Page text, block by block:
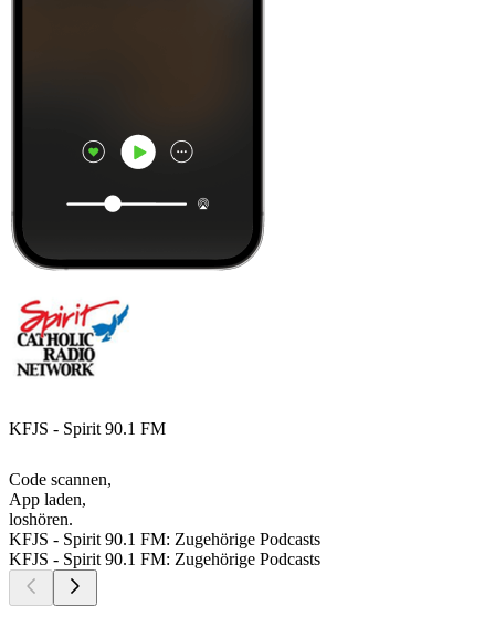
KFJS - Spirit 90.1 FM
Code scannen,
App laden,
loshören.
KFJS - Spirit 90.1 FM: Zugehörige Podcasts
KFJS - Spirit 90.1 FM: Zugehörige Podcasts